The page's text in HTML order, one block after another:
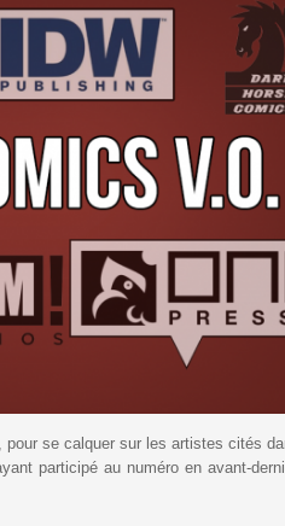
se calquer sur les artistes cités
participé au numéro en avant-